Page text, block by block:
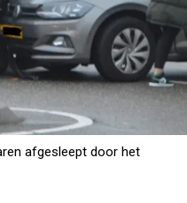
afgesleept door het